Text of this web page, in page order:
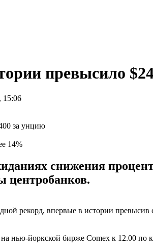
превысило
15:06
14%
снижения
центробанков.
рекорд, впервые в истории превысив
нью-йоркской бирже Comex к 12.00